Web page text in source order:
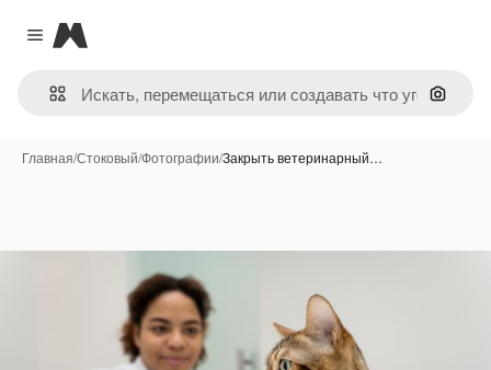
Close menu
Magnific
Поиск
Главная/Стоковый/Фотографии/Закрыть ветеринарный…